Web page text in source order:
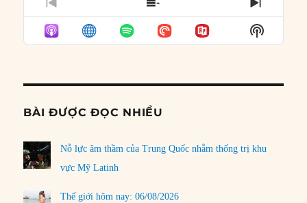
PREVIOUS
EPISODE
SHOW
EPISODES
LIST
NEXT
Show
Podcast
BÀI ĐƯỢC ĐỌC NHIỀU
Nỗ lực âm thầm của Trung Quốc nhằm thống trị khu
vực Mỹ Latinh
Thế giới hôm nay: 06/08/2026